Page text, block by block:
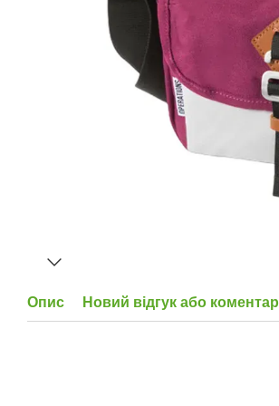
Опис Новий відгук або коментар